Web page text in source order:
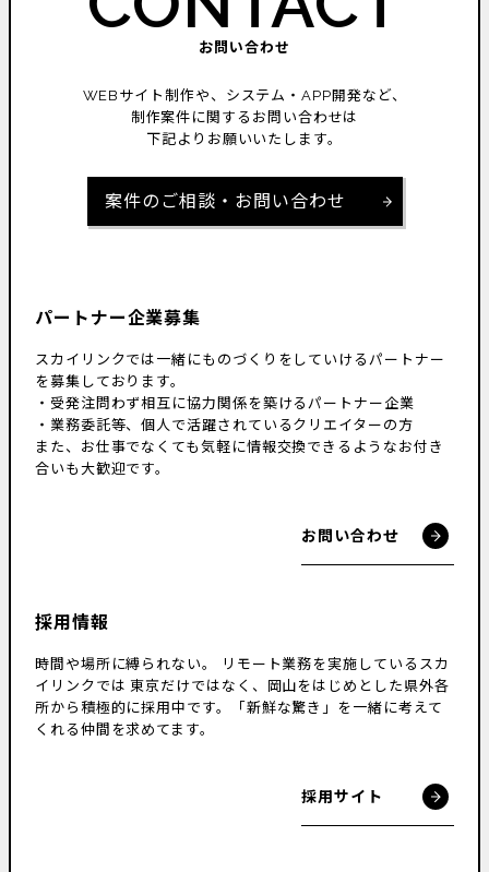
お問い合わせ
WEBサイト制作や、システム・APP開発など、
制作案件に関するお問い合わせは
下記よりお願いいたします。
案件のご相談・お問い合わせ
パートナー企業募集
スカイリンクでは一緒にものづくりをしていけるパートナー
を募集しております。
・受発注問わず相互に協力関係を築けるパートナー企業
・業務委託等、個人で活躍されているクリエイターの方
また、お仕事でなくても気軽に情報交換できるようなお付き
合いも大歓迎です。
お問い合わせ
採用情報
時間や場所に縛られない。
リモート業務を実施しているスカ
イリンクでは 東京だけではなく、岡山をはじめとした県外各
所から積極的に採用中です。
「新鮮な驚き」を一緒に考えて
くれる仲間を求めてます。
採用サイト